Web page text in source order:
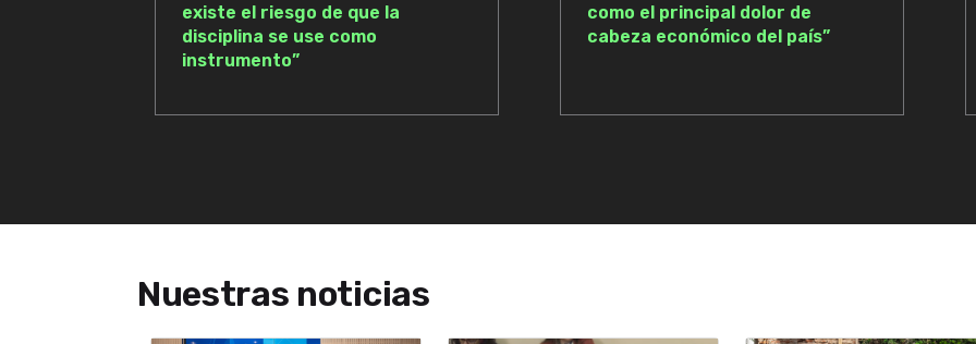
existe el riesgo de que la
disciplina se use como
instrumento”
como el principal dolor de
cabeza económico del país”
Nuestras noticias